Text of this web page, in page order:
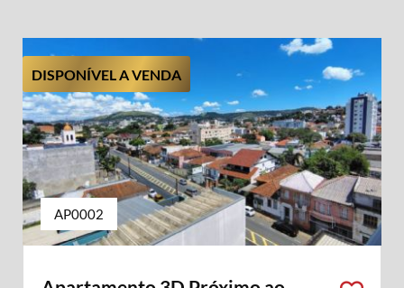
DISPONÍVEL A VENDA
AP0002